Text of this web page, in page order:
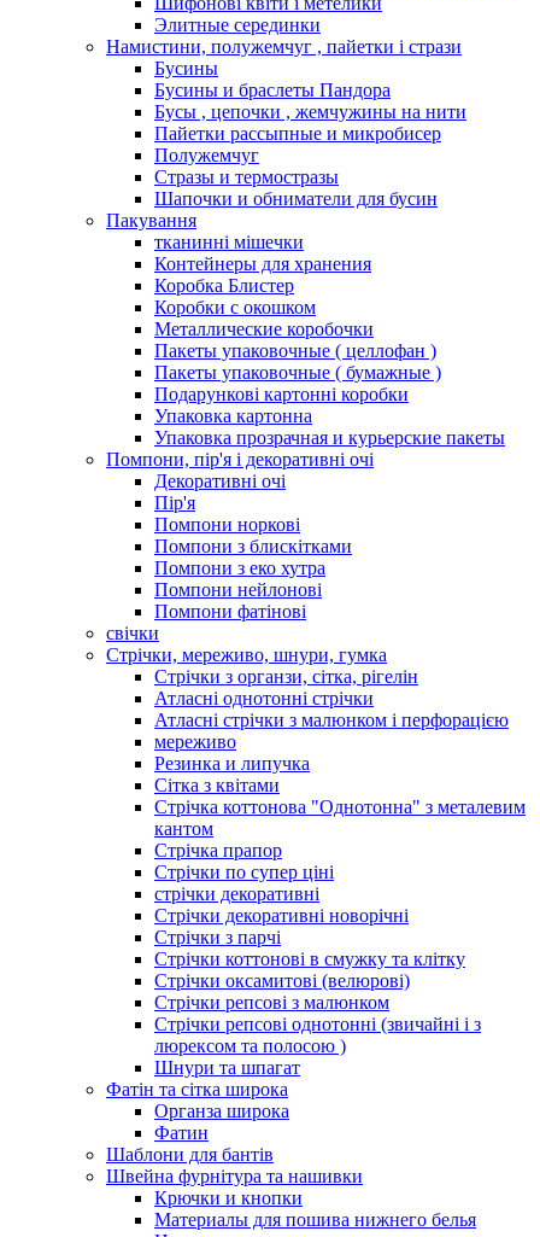
Элитные серединки
Намистини, полужемчуг , пайетки і стрази
Бусины
Бусины и браслеты Пандора
Бусы , цепочки , жемчужины на нити
Пайетки рассыпные и микробисер
Полужемчуг
Стразы и термостразы
Шапочки и обниматели для бусин
Пакування
тканинні мішечки
Контейнеры для хранения
Коробка Блистер
Коробки с окошком
Металлические коробочки
Пакеты упаковочные ( целлофан )
Пакеты упаковочные ( бумажные )
Подарункові картонні коробки
Упаковка картонна
Упаковка прозрачная и курьерские пакеты
Помпони, пір'я і декоративні очі
Декоративні очі
Пір'я
Помпони норкові
Помпони з блискітками
Помпони з еко хутра
Помпони нейлонові
Помпони фатінові
свічки
Стрічки, мереживо, шнури, гумка
Стрічки з органзи, сітка, рігелін
Атласні однотонні стрічки
Атласні стрічки з малюнком і перфорацією
мереживо
Резинка и липучка
Сітка з квітами
Стрічка коттонова "Однотонна" з металевим
кантом
Стрічка прапор
Стрічки по супер ціні
стрічки декоративні
Стрічки декоративні новорічні
Стрічки з парчі
Стрічки коттонові в смужку та клітку
Стрічки оксамитові (велюрові)
Стрічки репсові з малюнком
Стрічки репсові однотонні (звичайні і з
люрексом та полосою )
Шнури та шпагат
Фатін та сітка широка
Органза широка
Фатин
Шаблони для бантів
Швейна фурнітура та нашивки
Крючки и кнопки
Материалы для пошива нижнего белья